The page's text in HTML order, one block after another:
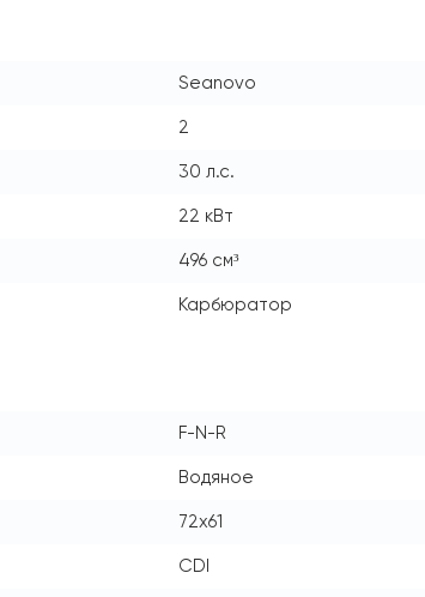
Seanovo
2
30 л.с.
22 кВт
496 см³
Карбюратор
F-N-R
Водяное
72x61
CDI